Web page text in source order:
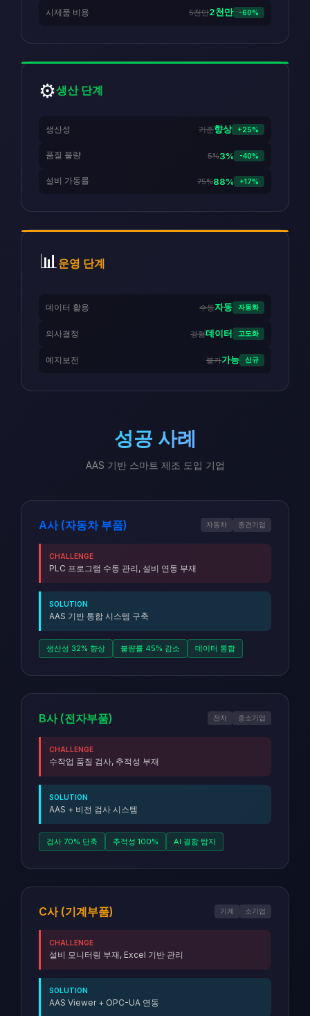
시제품 비용 5천만2천만 -60%
⚙️생산 단계
생산성 기준향상 +25%
품질 불량 5%3% -40%
설비 가동률 75%88% +17%
📊운영 단계
데이터 활용 수동자동 자동화
의사결정 경험데이터 고도화
예지보전 불가가능 신규
성공 사례
AAS 기반 스마트 제조 도입 기업
A사 (자동차 부품) 자동차 중견기업
CHALLENGE
PLC 프로그램 수동 관리, 설비 연동 부재
SOLUTION
AAS 기반 통합 시스템 구축
생산성 32% 향상 불량률 45% 감소 데이터 통합
B사 (전자부품) 전자 중소기업
CHALLENGE
수작업 품질 검사, 추적성 부재
SOLUTION
AAS + 비전 검사 시스템
검사 70% 단축 추적성 100% AI 결함 탐지
C사 (기계부품) 기계 소기업
CHALLENGE
설비 모니터링 부재, Excel 기반 관리
SOLUTION
AAS Viewer + OPC-UA 연동